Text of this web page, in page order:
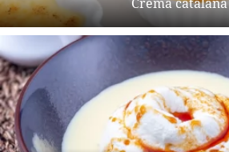
Crema catalana